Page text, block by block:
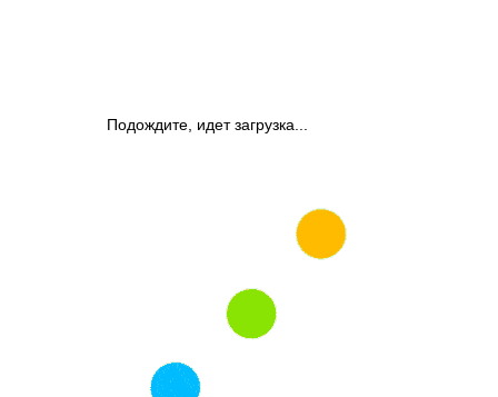
Подождите, идет загрузка...